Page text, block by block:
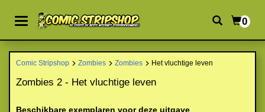
0
Comic Stripshop Zombies Zombies Het vluchtige leven
Zombies 2 - Het vluchtige leven
Beschikbare exemplaren voor deze uitgave